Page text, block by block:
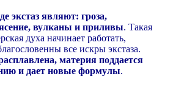
экстаз являют: гроза,
вулканы и приливы. Такая
духа начинает работать,
все искры экстаза.
материя поддается
и дает новые формулы.